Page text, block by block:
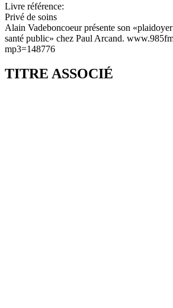
Livre référence:
Privé de soins
Alain Vadeboncoeur présente son
santé public» chez Paul Arcand.
mp3=148776
TITRE ASSOCIÉ